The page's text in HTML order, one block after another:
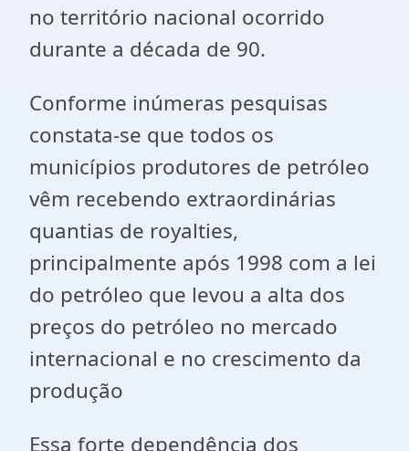
no território nacional ocorrido
durante a década de 90.
Conforme inúmeras pesquisas
constata-se que todos os
municípios produtores de petróleo
vêm recebendo extraordinárias
quantias de royalties,
principalmente após 1998 com a lei
do petróleo que levou a alta dos
preços do petróleo no mercado
internacional e no crescimento da
produção
Essa forte dependência dos